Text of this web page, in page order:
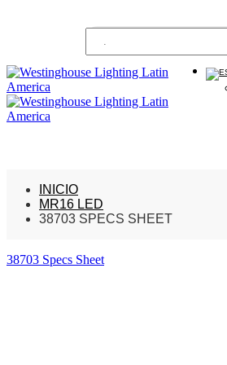
INICIO
MR16 LED
38703 SPECS SHEET
38703 Specs Sheet